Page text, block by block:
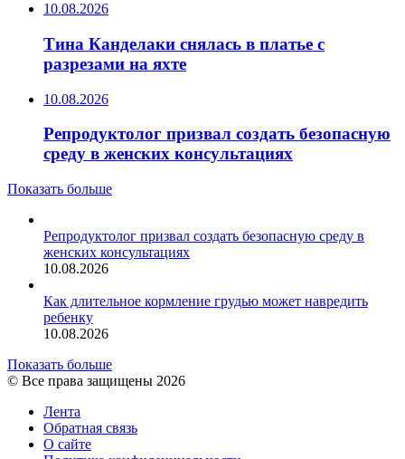
10.08.2026
Тина Канделаки снялась в платье с
разрезами на яхте
10.08.2026
Репродуктолог призвал создать безопасную
среду в женских консультациях
Показать больше
Репродуктолог призвал создать безопасную среду в
женских консультациях
10.08.2026
Как длительное кормление грудью может навредить
ребенку
10.08.2026
Показать больше
© Все права защищены 2026
Лента
Обратная связь
О сайте